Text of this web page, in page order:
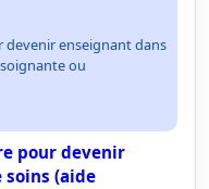
enseignant dans
ou
pour devenir
soins (aide